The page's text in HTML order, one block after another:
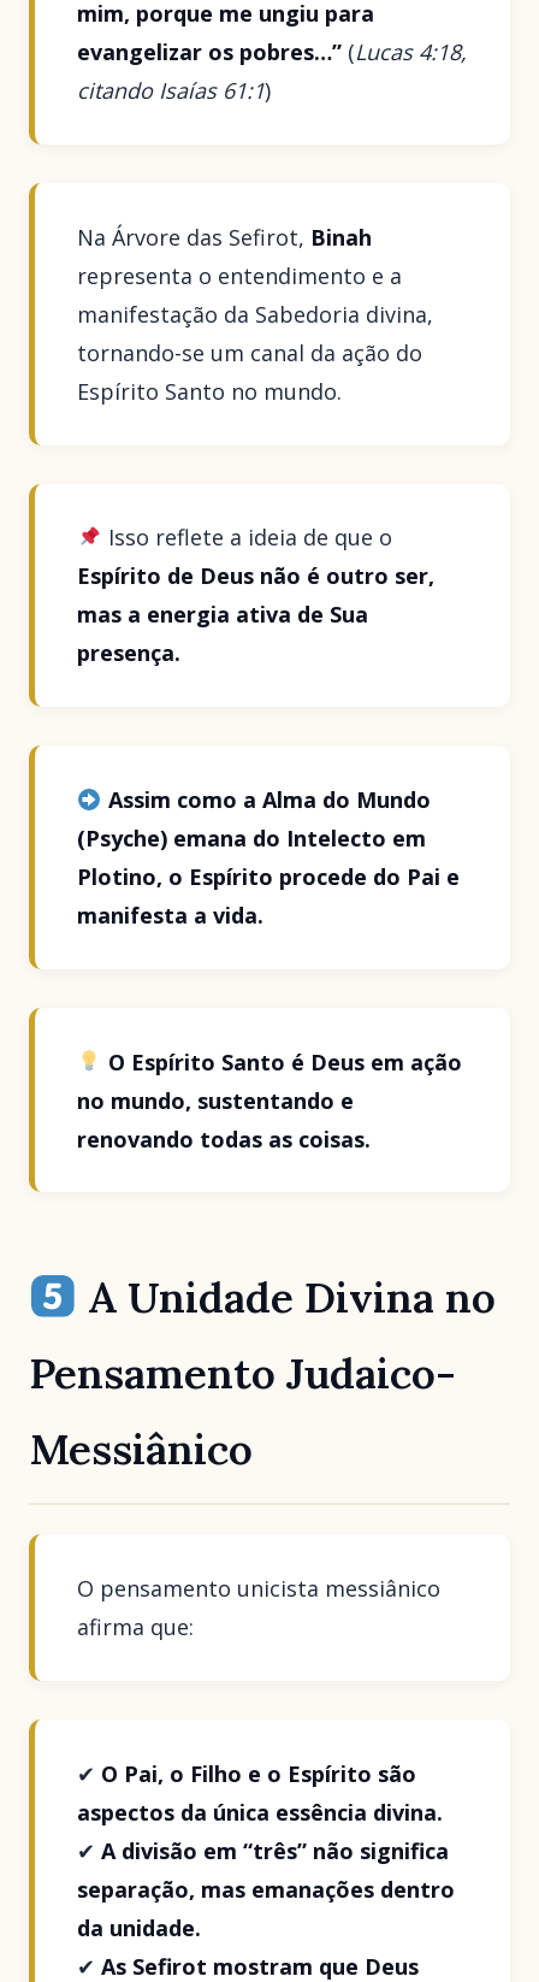
mim, porque me ungiu para
evangelizar os pobres…” (Lucas 4:18,
citando Isaías 61:1)
Na Árvore das Sefirot, Binah
representa o entendimento e a
manifestação da Sabedoria divina,
tornando-se um canal da ação do
Espírito Santo no mundo.
Isso reflete a ideia de que o
Espírito de Deus não é outro ser,
mas a energia ativa de Sua
presença.
Assim como a Alma do Mundo
(Psyche) emana do Intelecto em
Plotino, o Espírito procede do Pai e
manifesta a vida.
O Espírito Santo é Deus em ação
no mundo, sustentando e
renovando todas as coisas.
A Unidade Divina no
Pensamento Judaico-
Messiânico
O pensamento unicista messiânico
afirma que:
✔ O Pai, o Filho e o Espírito são
aspectos da única essência divina.
✔A divisão em “três” não significa
separação, mas emanações dentro
da unidade.
✔As Sefirot mostram que Deus